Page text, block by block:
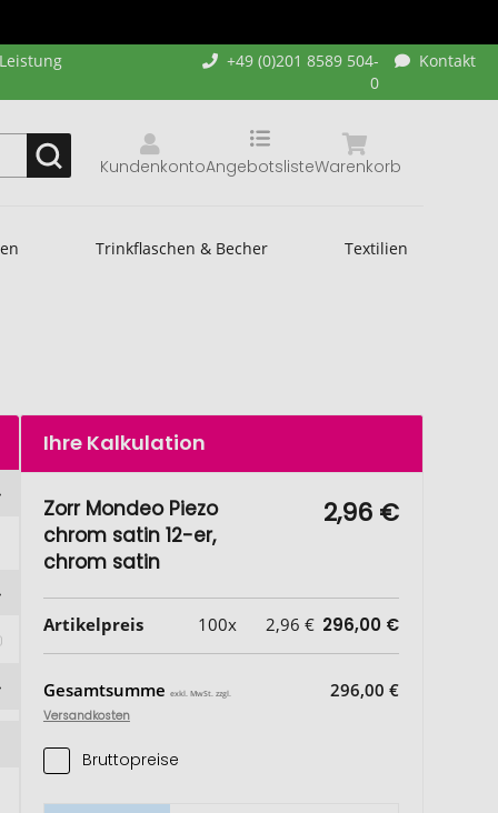
+49 (0)201 8589 504-
0
Kontakt
Kundenkonto Warenkorb
Angebotsliste
Trinkflaschen & Becher Textilien
Ihre Kalkulation
Zorr Mondeo Piezo
chrom satin 12-er,
chrom satin
2,96 €
Artikelpreis 100x 2,96 € 296,00 €
Gesamtsumme exkl. MwSt. zzgl.
Versandkosten
296,00 €
Bruttopreise